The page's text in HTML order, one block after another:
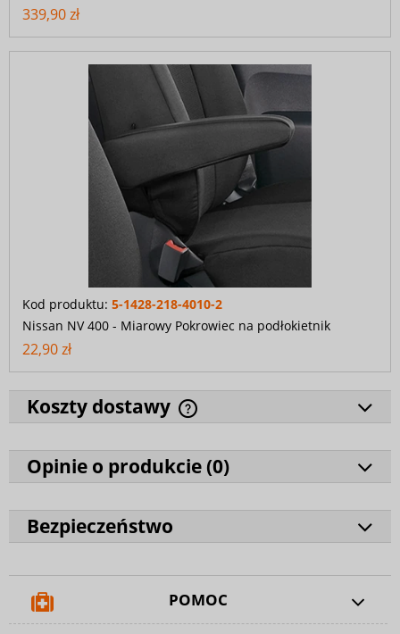
339,90 zł
Kod produktu: 5-1428-218-4010-2
Nissan NV 400 - Miarowy Pokrowiec na podłokietnik
22,90 zł
Koszty dostawy
Opinie o produkcie (0)
Bezpieczeństwo
POMOC